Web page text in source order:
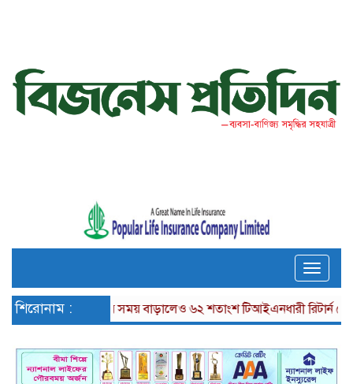
Toggle
শিরোনাম :
দফায় দফায় সময় বাড়ালেও ৬২ শতাংশ টিআইএনধারী রিটার্ন দেয়নি